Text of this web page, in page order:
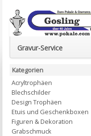
Euro-Pokale & Gravur-
Gravur-Service
Kategorien
Acryltrophäen
Blechschilder
Design Trophäen
Etuis und Geschenkboxen
Figuren & Dekoration
Grabschmuck